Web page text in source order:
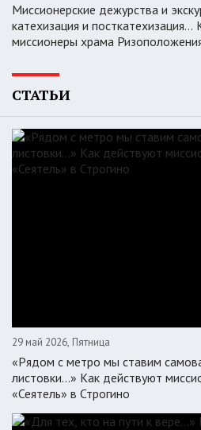
Миссионерские дежурства и
катехизация и посткатехизация…
миссионеры храма
СТАТЬИ
29 май 2026, Пятница
«Рядом с метро мы ставим
листовки…» Как действуют
«Сеятель» в Строгино